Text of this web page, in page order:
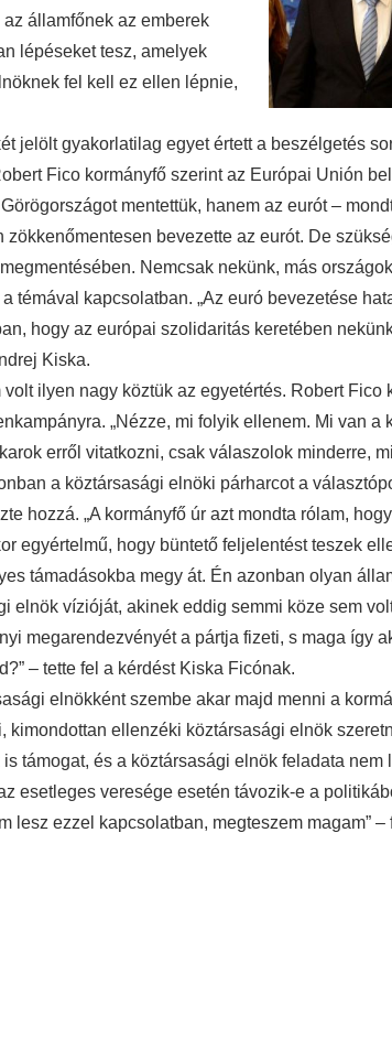
államfőnek az emberek
lépéseket tesz, amelyek
fel kell ez ellen lépnie,
jelölt gyakorlatilag egyet értett a beszélgetés
Fico kormányfő szerint az Európai Unión
mentettük, hanem az eurót –
bevezette az eurót. De
Nemcsak nekünk, más
témával kapcsolatban. „Az euró bevezetése
hogy az európai szolidaritás keretében
Kiska.
ilyen nagy köztük az egyetértés. Robert Fico
„Nézze, mi folyik ellenem. Mi van a
erről vitatkozni, csak válaszolok minderre,
a köztársasági elnöki párharcot a
hozzá. „A kormányfő úr azt mondta rólam,
egyértelmű, hogy büntető feljelentést teszek
támadásokba megy át. Én azonban olyan
elnök vízióját, akinek eddig semmi köze sem
megarendezvényét a pártja fizeti, s maga így
– tette fel a kérdést Kiska Ficónak.
elnökként szembe akar majd menni a
kimondottan ellenzéki köztársasági elnök
támogat, és a köztársasági elnök feladata nem
esetleges veresége esetén távozik-e a
lesz ezzel kapcsolatban, megteszem magam”